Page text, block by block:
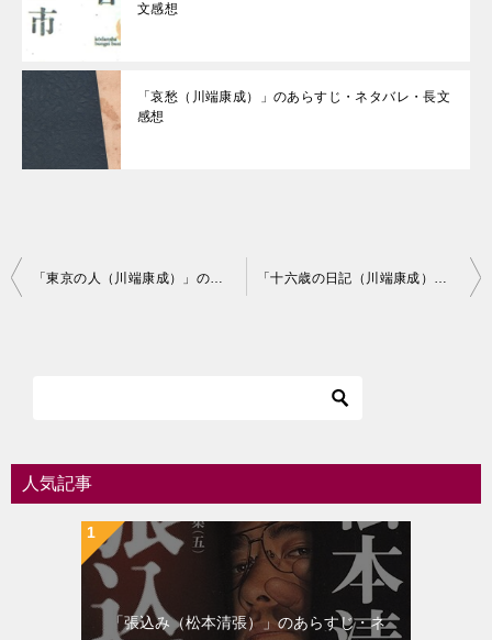
文感想
「哀愁（川端康成）」のあらすじ・ネタバレ・長文
感想
投
シ
「東京の人（川端康成）」のあらすじ・ネタバレ・長文感想 「十六歳の日記（川端康成）」のあらすじ・ネタバレ・長文感想
人気記事
「張込み（松本清張）」のあらすじ・ネ